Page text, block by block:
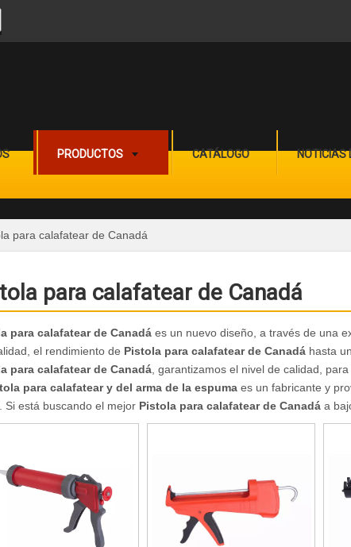
PRODUCTOS CATÁLOGO NOTICIAS
para calafatear de Canadá
para calafatear de Canadá
para calafatear de Canadá es un nuevo diseño, a través de una
el rendimiento de Pistola para calafatear de Canadá hasta
para calafatear de Canadá , garantizamos el nivel de calidad,
para calafatear y del arma de la espuma es un fabricante y
Si está buscando el mejor Pistola para calafatear de Canadá a